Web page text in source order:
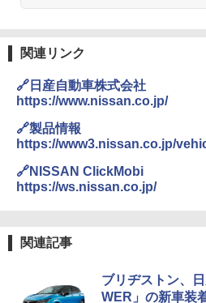
関連リンク
🔗日産自動車株式会社
https://www.nissan.co.jp/
🔗製品情報
https://www3.nissan.co.jp/
🔗NISSAN ClickMobi
https://ws.nissan.co.jp/
関連記事
ブリヂストン、
WER」の新車装